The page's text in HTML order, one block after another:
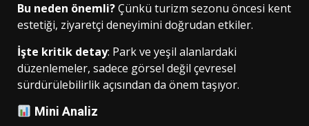
Bu neden önemli?Çünkü turizm sezonu öncesi kent
estetiği, ziyaretçi deneyimini doğrudan etkiler.
İşte kritik detay: Park ve yeşil alanlardaki
düzenlemeler, sadece görsel değil çevresel
sürdürülebilirlik açısından da önem taşıyor.
Mini Analiz